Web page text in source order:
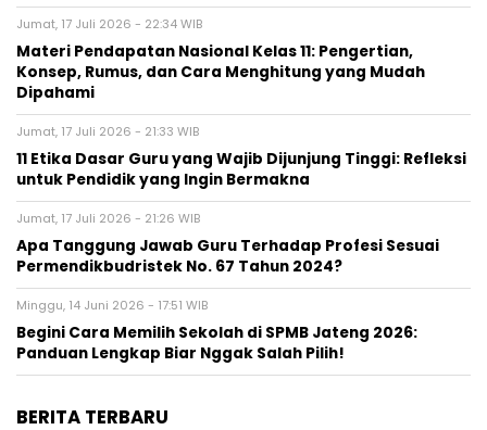
Jumat, 17 Juli 2026 - 22:34 WIB
Materi Pendapatan Nasional Kelas 11: Pengertian,
Konsep, Rumus, dan Cara Menghitung yang Mudah
Dipahami
Jumat, 17 Juli 2026 - 21:33 WIB
11 Etika Dasar Guru yang Wajib Dijunjung Tinggi: Refleksi
untuk Pendidik yang Ingin Bermakna
Jumat, 17 Juli 2026 - 21:26 WIB
Apa Tanggung Jawab Guru Terhadap Profesi Sesuai
Permendikbudristek No. 67 Tahun 2024?
Minggu, 14 Juni 2026 - 17:51 WIB
Begini Cara Memilih Sekolah di SPMB Jateng 2026:
Panduan Lengkap Biar Nggak Salah Pilih!
BERITA TERBARU